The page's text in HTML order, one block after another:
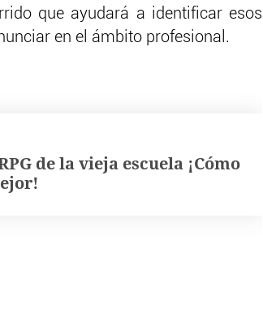
que ayudará a identificar esos
en el ámbito profesional.
de la vieja escuela ¡Cómo